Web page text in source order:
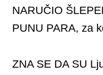
NARUČIO
PUNU PARA, za
ZNA SE DA SU